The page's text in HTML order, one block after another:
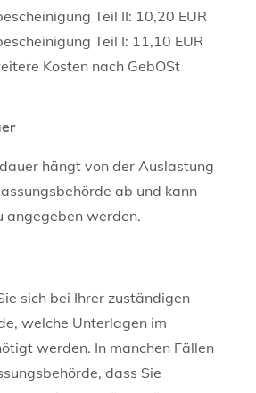
Teil II: 10,20 EUR
Teil I: 11,10 EUR
Kosten nach GebOSt
hängt von der Auslastung
ab und kann
angegeben werden.
sich bei Ihrer zuständigen
welche Unterlagen im
werden. In manchen Fällen
dass Sie